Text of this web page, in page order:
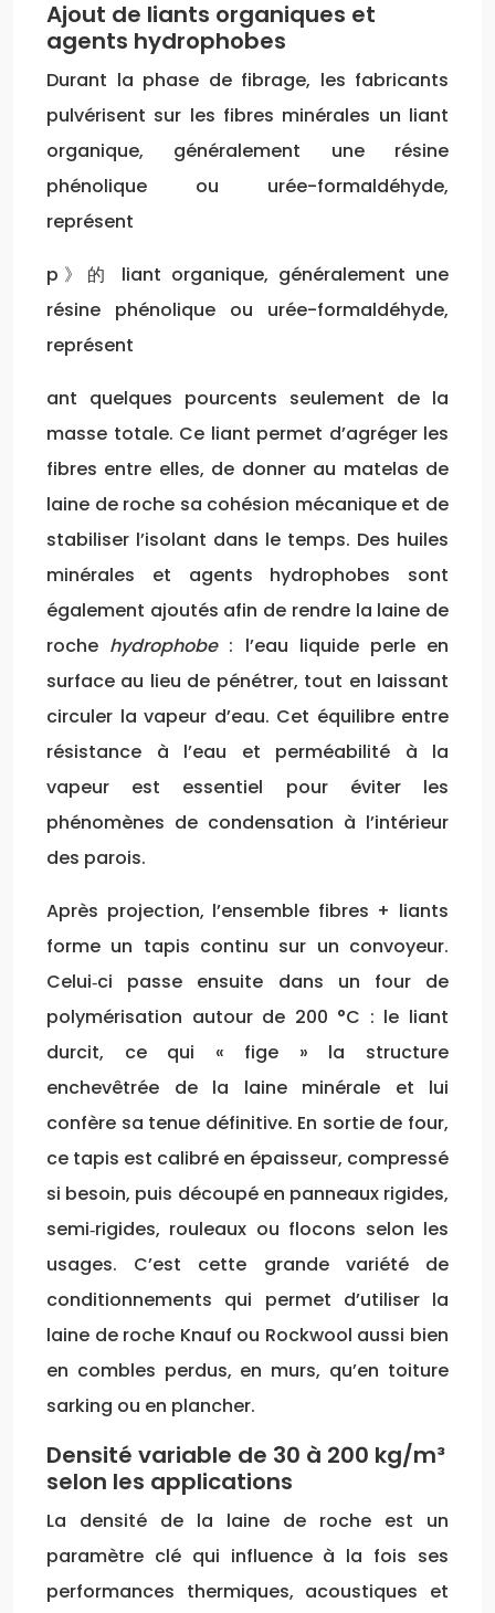
Ajout de liants organiques et
agents hydrophobes
Durant la phase de fibrage, les fabricants
pulvérisent sur les fibres minérales un liant
organique, généralement une résine
phénolique ou urée-formaldéhyde,
représent
p》的 liant organique, généralement une
résine phénolique ou urée-formaldéhyde,
représent
ant quelques pourcents seulement de la
masse totale. Ce liant permet d’agréger les
fibres entre elles, de donner au matelas de
laine de roche sa cohésion mécanique et de
stabiliser l’isolant dans le temps. Des huiles
minérales et agents hydrophobes sont
également ajoutés afin de rendre la laine de
roche hydrophobe: l’eau liquide perle en
surface au lieu de pénétrer, tout en laissant
circuler la vapeur d’eau. Cet équilibre entre
résistance à l’eau et perméabilité à la
vapeur est essentiel pour éviter les
phénomènes de condensation à l’intérieur
des parois.
Après projection, l’ensemble fibres + liants
forme un tapis continu sur un convoyeur.
Celui‑ci passe ensuite dans un four de
polymérisation autour de 200 °C : le liant
durcit, ce qui « fige » la structure
enchevêtrée de la laine minérale et lui
confère sa tenue définitive. En sortie de four,
ce tapis est calibré en épaisseur, compressé
si besoin, puis découpé en panneaux rigides,
semi‑rigides, rouleaux ou flocons selon les
usages. C’est cette grande variété de
conditionnements qui permet d’utiliser la
laine de roche Knauf ou Rockwool aussi bien
en combles perdus, en murs, qu’en toiture
sarking ou en plancher.
Densité variable de 30 à 200 kg/m³
selon les applications
La densité de la laine de roche est un
paramètre clé qui influence à la fois ses
performances thermiques, acoustiques et